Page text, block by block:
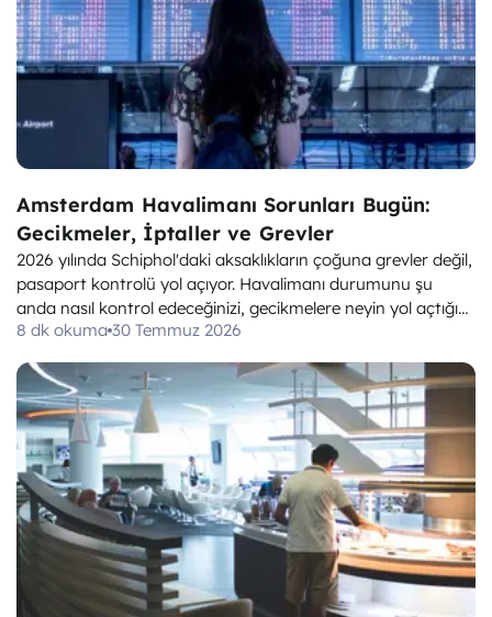
Amsterdam Havalimanı Sorunları Bugün:
Gecikmeler, İptaller ve Grevler
2026 yılında Schiphol'daki aksaklıkların çoğuna grevler değil,
pasaport kontrolü yol açıyor. Havalimanı durumunu şu
anda nasıl kontrol edeceğinizi, gecikmelere neyin yol açtığını
ve bir uçuşun iptal edilmesi durumunda EC 261/2004'ün size
8 dk okuma 30 Temmuz 2026